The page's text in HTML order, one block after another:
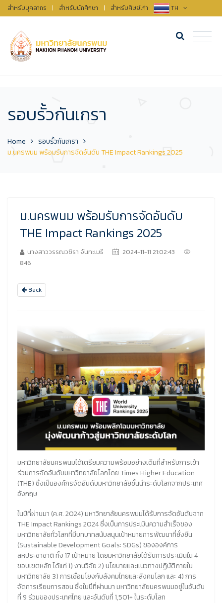
สำหรับบุคลากร | สำหรับนักศึกษา | สำหรับศิษย์เก่า TH
รอบรั้วกันเกรา
Home
รอบรั้วกันเกรา
ม.นครพนม พร้อมรับการจัดอันดับ THE Impact Rankings 2025
ม.นครพนม พร้อมรับการจัดอันดับ
THE Impact Rankings 2025
นางสาววรรณวชิรา จันทะเมธี
2024-11-11 21:02:43
846
Back
มหาวิทยาลัยนครพนมได้เตรียมความพร้อมอย่างเต็มที่สำหรับการเข้า
ร่วมการจัดอันดับมหาวิทยาลัยโลกโดย Times Higher Education
(THE) ซึ่งเป็นองค์กรจัดอันดับมหาวิทยาลัยชั้นนำระดับโลกจากประเทศ
อังกฤษ
ในปีที่ผ่านมา (ค.ศ. 2024) มหาวิทยาลัยนครพนมได้รับการจัดอันดับจาก
THE Impact Rankings 2024 ซึ่งเป็นการประเมินความสำเร็จของ
มหาวิทยาลัยทั่วโลกที่มีบทบาทสนับสนุนเป้าหมายการพัฒนาที่ยั่งยืน
(Sustainable Development Goals: SDGs) ขององค์การ
สหประชาชาติ ทั้ง 17 เป้าหมาย โดยมหาวิทยาลัยได้รับการประเมินใน 4
ขอบเขตหลัก ได้แก่ 1) งานวิจัย 2) นโยบายและแนวทางปฏิบัติภายใน
มหาวิทยาลัย 3) การเชื่อมโยงกับสังคมไทยและสังคมโลก และ 4) การ
จัดการเรียนการสอน ซึ่งในปีที่ผ่านมา มหาวิทยาลัยนครพนมอยู่ในอันดับ
ที่ 9 ร่วมของประเทศไทย และอันดับที่ 1,501+ ในระดับโลก